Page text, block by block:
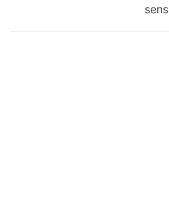
sens